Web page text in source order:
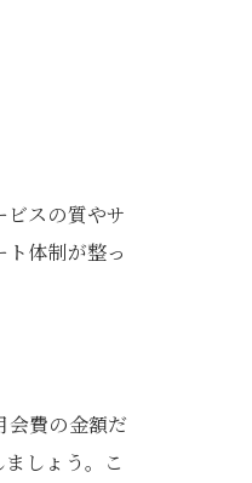
スの質やサ
体制が整っ
会費の金額だ
しょう。こ